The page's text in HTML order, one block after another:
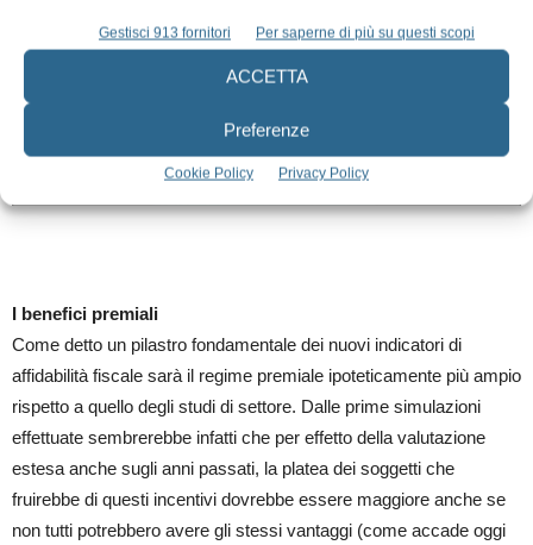
Gestisci 913 fornitori Per saperne di più su questi scopi
ACCETTA
Preferenze
Cookie Policy Privacy Policy
I benefici premiali
Come detto un pilastro fondamentale dei nuovi indicatori di
affidabilità fiscale sarà il regime premiale ipoteticamente più ampio
rispetto a quello degli studi di settore. Dalle prime simulazioni
effettuate sembrerebbe infatti che per effetto della valutazione
estesa anche sugli anni passati, la platea dei soggetti che
fruirebbe di questi incentivi dovrebbe essere maggiore anche se
non tutti potrebbero avere gli stessi vantaggi (come accade oggi